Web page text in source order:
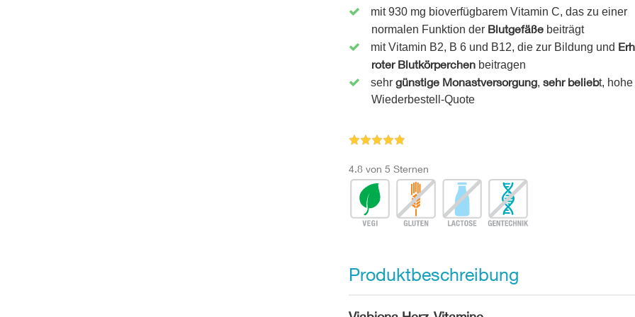
mit 930 mg bioverfügbarem Vitamin C, das zu einer
normalen Funktion der Blutgefäße beiträgt
mit Vitamin B2, B 6 und B12, die zur Bildung und
roter Blutkörperchen beitragen
sehr günstige Monastversorgung, sehr beliebt, hohe
Wiederbestell-Quote
4.8 von 5 Sternen
Produktbeschreibung